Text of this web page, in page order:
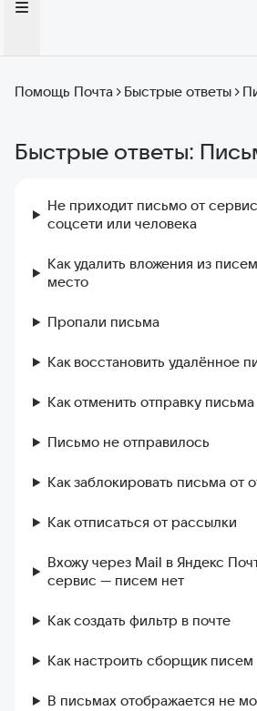
Помощь Почта Быстрые ответы
Быстрые ответы:
Не приходит письмо от
соцсети или человека
Как удалить вложения из
место
Пропали письма
Как восстановить удалённое
Как отменить отправку письма
Письмо не отправилось
Как заблокировать письма от
Как отписаться от рассылки
Вхожу через Mail в Яндекс
сервис — писем нет
Как создать фильтр в почте
Как настроить сборщик писем
В письмах отображается не